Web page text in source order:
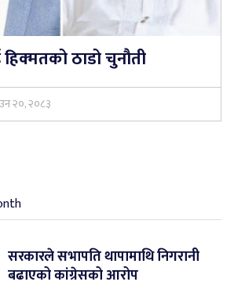
ठाडो चुनौती
२०, २०८३
सरकारले सभापति थापामाथि निगरानी
बढाएको कांग्रेसको आरोप